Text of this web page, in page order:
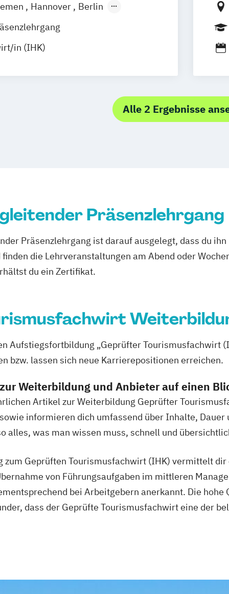
Hannover
Berlin
Münster
Köln
Wiesbaden
in (IHK)
Alle 2 Ergebnisse
Präsenzlehrgang
Präsenzlehrgang ist darauf ausgelegt, dass du
die Lehrveranstaltungen am Abend oder
du ein Zertifikat.
Aufstiegsfortbildung „Geprüfter Tourismusfachwirt
bzw. lassen sich neue Karrierepositionen erreichen.
Weiterbildung und Anbieter auf einen
Artikel zur Weiterbildung Geprüfter
informieren dich umfassend über Inhalte, Dauer
alles, was man wissen muss, schnell und
zum Geprüften Tourismusfachwirt (IHK) vermittelt
von Führungsaufgaben im mittleren
bei Arbeitgebern anerkannt. Die
dass der Geprüfte Tourismusfachwirt eine der